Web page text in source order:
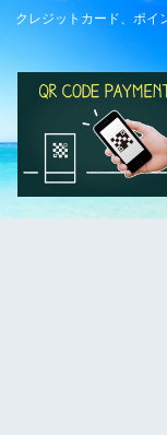
クレジットカード、ポイ